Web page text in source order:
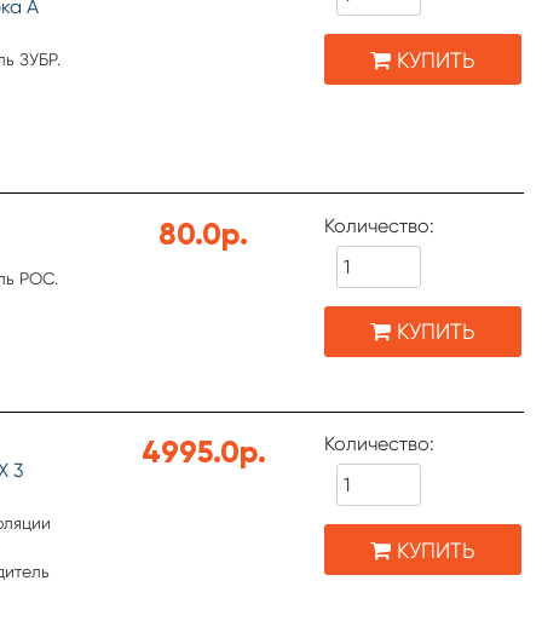
А
ЗУБР.
КУПИТЬ
РОС.
80.0р. Количество:
КУПИТЬ
3
4995.0р. Количество:
КУПИТЬ